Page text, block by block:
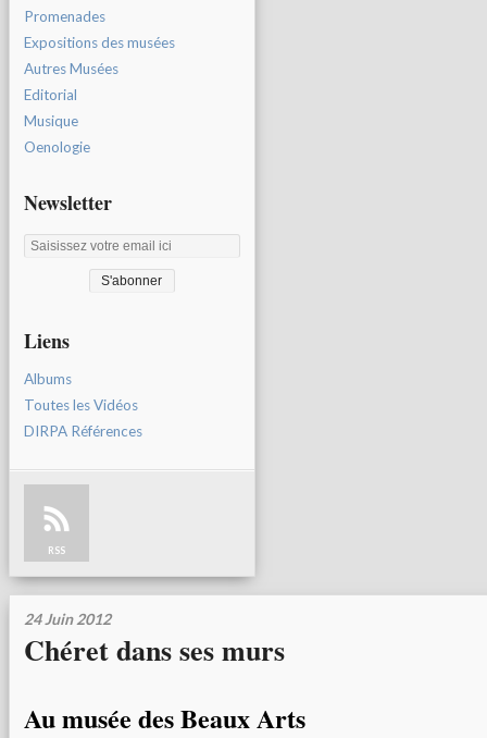
Promenades
Expositions des musées
Autres Musées
Editorial
Musique
Oenologie
Newsletter
Liens
Albums
Toutes les Vidéos
DIRPA Références
RSS
24 Juin 2012
Chéret dans ses murs
Au musée des Beaux Arts